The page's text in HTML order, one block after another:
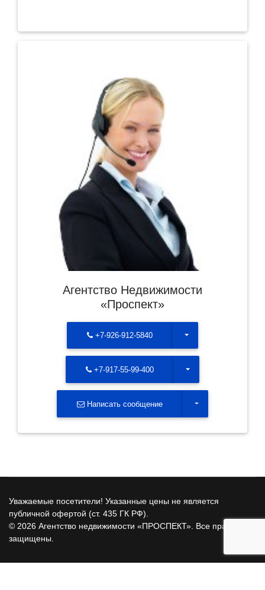
Агентство Недвижимости
«Проспект»
+7-926-912-5840 Toggle Dropdown
+7-917-55-99-400 Toggle Dropdown
Написать сообщение Toggle Dropdown
Уважаемые посетители! Указанные цены не является
публичной офертой (ст. 435 ГК РФ).
© 2026 Агентство недвижимости «ПРОСПЕКТ». Все права
защищены.